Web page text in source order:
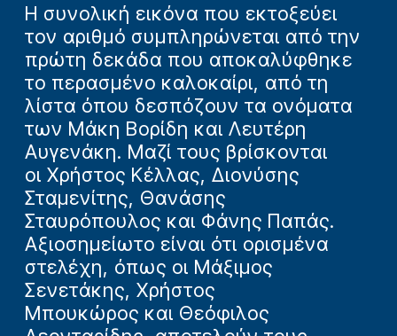
Η συνολική εικόνα που εκτοξεύει
τον αριθμό συμπληρώνεται από την
πρώτη δεκάδα που αποκαλύφθηκε
το περασμένο καλοκαίρι, από τη
λίστα όπου δεσπόζουν τα ονόματα
των Μάκη Βορίδη και Λευτέρη
Αυγενάκη. Μαζί τους βρίσκονται
οι Χρήστος Κέλλας, Διονύσης
Σταμενίτης, Θανάσης
Σταυρόπουλος και Φάνης Παπάς.
Αξιοσημείωτο είναι ότι ορισμένα
στελέχη, όπως οι Μάξιμος
Σενετάκης, Χρήστος
Μπουκώρος και Θεόφιλος